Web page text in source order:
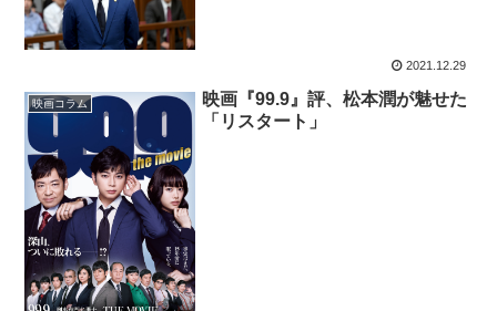
2021.12.29
映画コラム
映画『99.9』評、松本潤が魅せた
「リスタート」